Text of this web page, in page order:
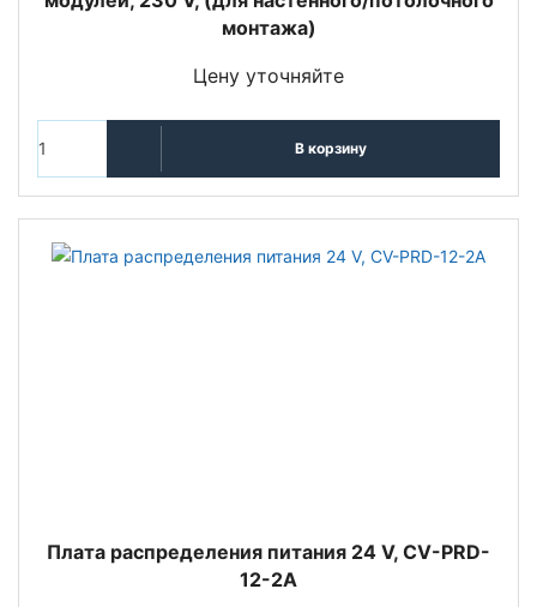
монтажа)
Цену уточняйте
В корзину
Плата распределения питания 24 V, CV-PRD-
12-2A